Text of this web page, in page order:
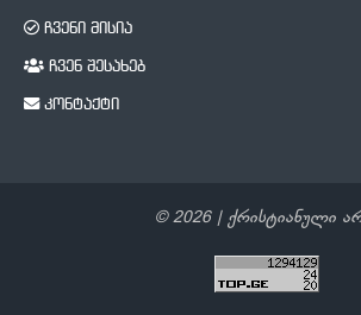
ჩვენი მისია
ჩვენ შესახებ
კონტაქტი
©2026| ქრისტიანული